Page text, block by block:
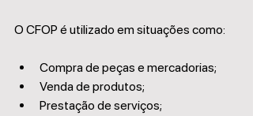
O CFOP é utilizado em situações como:
Compra de peças e mercadorias;
Venda de produtos;
Prestação de serviços;